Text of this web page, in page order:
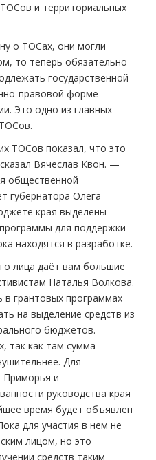
и территориальных
о ТОСах, они могли
то теперь обязательно
государственной
правовой форме
Это одно из главных
ТОСов показал, что это
Вячеслав Квон. —
общественной
губернатора Олега
края выделены
для поддержки
находятся в разработке.
лица даёт вам большие
Наталья Волкова.
грантовых программах
на выделение средств из
бюджетов.
так как там сумма
Для
Приморья и
руководства края
время будет объявлен
для участия в нем не
лицом, но это
средств таким